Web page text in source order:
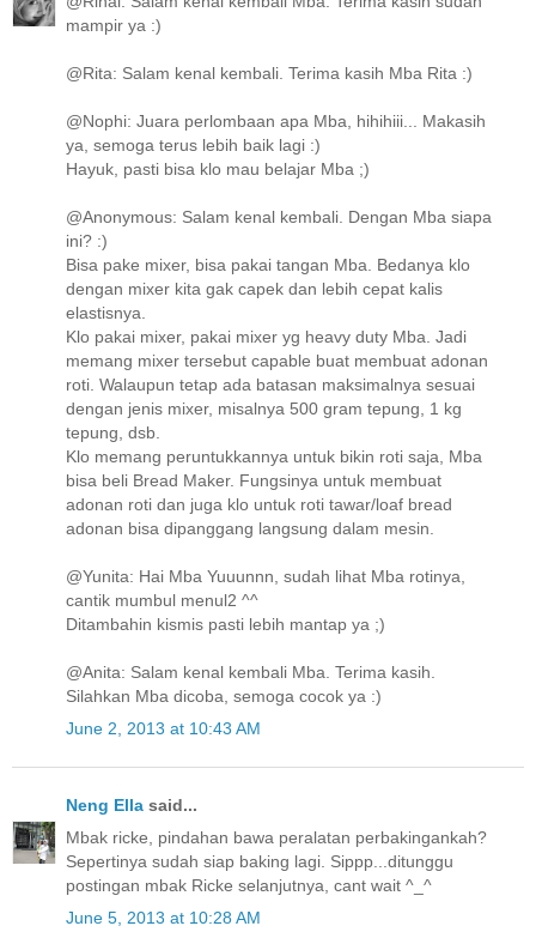
mampir ya :)
@Rita: Salam kenal kembali. Terima kasih Mba Rita :)
@Nophi: Juara perlombaan apa Mba, hihihiii... Makasih
ya, semoga terus lebih baik lagi :)
Hayuk, pasti bisa klo mau belajar Mba ;)
@Anonymous: Salam kenal kembali. Dengan Mba siapa
ini? :)
Bisa pake mixer, bisa pakai tangan Mba. Bedanya klo
dengan mixer kita gak capek dan lebih cepat kalis
elastisnya.
Klo pakai mixer, pakai mixer yg heavy duty Mba. Jadi
memang mixer tersebut capable buat membuat adonan
roti. Walaupun tetap ada batasan maksimalnya sesuai
dengan jenis mixer, misalnya 500 gram tepung, 1 kg
tepung, dsb.
Klo memang peruntukkannya untuk bikin roti saja, Mba
bisa beli Bread Maker. Fungsinya untuk membuat
adonan roti dan juga klo untuk roti tawar/loaf bread
adonan bisa dipanggang langsung dalam mesin.
@Yunita: Hai Mba Yuuunnn, sudah lihat Mba rotinya,
cantik mumbul menul2 ^^
Ditambahin kismis pasti lebih mantap ya ;)
@Anita: Salam kenal kembali Mba. Terima kasih.
Silahkan Mba dicoba, semoga cocok ya :)
June 2, 2013 at 10:43 AM
Neng Ella said...
Mbak ricke, pindahan bawa peralatan perbakingankah?
Sepertinya sudah siap baking lagi. Sippp...ditunggu
postingan mbak Ricke selanjutnya, cant wait ^_^
June 5, 2013 at 10:28 AM